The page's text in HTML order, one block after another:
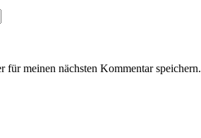
meinen nächsten Kommentar speichern.